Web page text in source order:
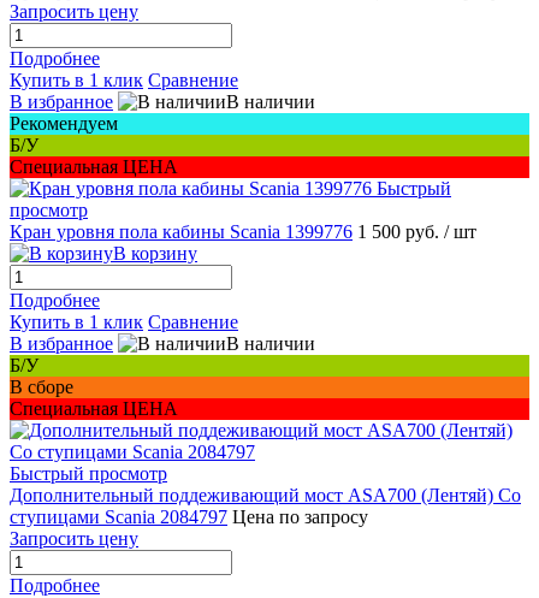
Запросить цену
Подробнее
Купить в 1 клик Сравнение
В избранное
В наличии
Рекомендуем
Б/У
Специальная ЦЕНА
Быстрый
просмотр
Кран уровня пола кабины Scania 1399776 1 500 руб. / шт
В корзину
Подробнее
Купить в 1 клик Сравнение
В избранное
В наличии
Б/У
В сборе
Специальная ЦЕНА
Быстрый просмотр
Дополнительный поддеживающий мост ASA700 (Лентяй) Со
ступицами Scania 2084797 Цена по запросу
Запросить цену
Подробнее